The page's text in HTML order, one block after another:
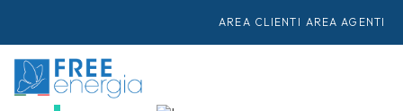
AREA CLIENTI AREA AGENTI